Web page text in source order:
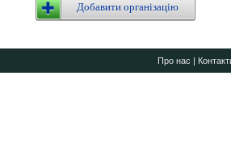
Добавити організацію
Про нас |